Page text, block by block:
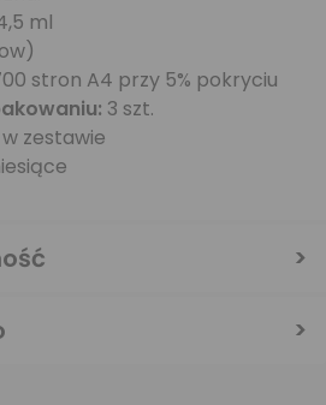
ml
stron A4 przy 5% pokryciu
3 szt.
zestawie